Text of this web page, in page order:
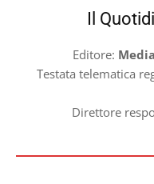
Il
Editore:
Testata telematica
Direttore